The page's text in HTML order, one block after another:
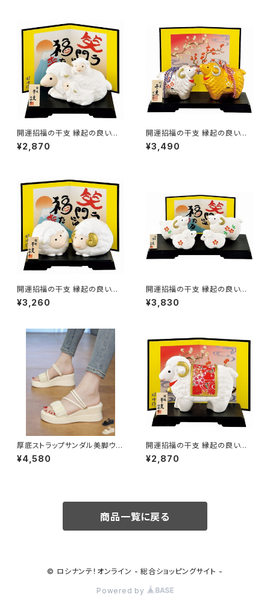
開運招福の干支 縁起の良い置
物 開運 なかよし親子未 / 家具・
インテリア インテリア雑貨 置
¥2,870
開運招福の干支 縁起の良い置
物 開運 金銀紅白梅福未 / 家
具・インテリア インテリア雑貨
¥3,490
開運招福の干支 縁起の良い置
物 開運 もこもこ夫婦福未 / 家
具・インテリア インテリア雑貨
¥3,260
開運招福の干支 縁起の良い置
物 開運 だんらん家族未 / 家具・
インテリア インテリア雑貨 置
¥3,830
厚底ストラップサンダル美脚ウェ
ッジソール / ボリュームソール靴
疲れにくいサンダル ビーチサン
¥4,580
開運招福の干支 縁起の良い置
物 開運 金彩ちりめん福未(中) /
家具・インテリア インテリア雑貨
¥2,870
商品一覧に戻る
© ロシナンテ！オンライン - 総合ショッピングサイト -
Powered by